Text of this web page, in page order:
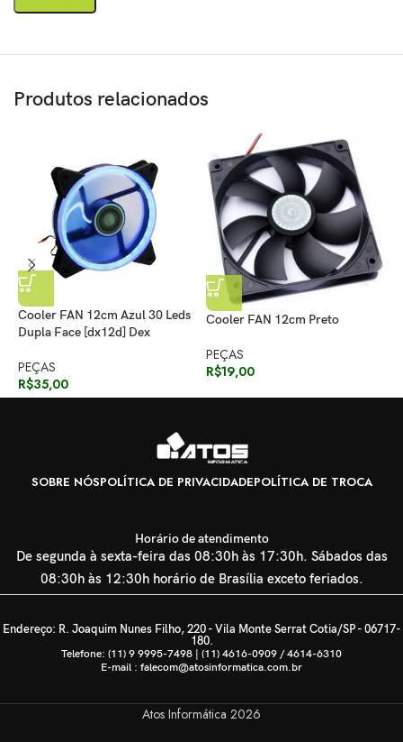
Produtos relacionados
Cooler FAN 12cm Azul 30 Leds
Dupla Face [dx12d] Dex
PEÇAS
R$35,00
Cooler FAN 12cm Preto
PEÇAS
R$19,00
SOBRE NÓSPOLÍTICA DE PRIVACIDADEPOLÍTICA DE TROCA
Horário de atendimento
De segunda à sexta-feira das 08:30h às 17:30h. Sábados das
08:30h às 12:30h horário de Brasília exceto feriados.
Endereço: R. Joaquim Nunes Filho, 220 - Vila Monte Serrat Cotia/SP - 06717-
180.
Telefone: (11) 9 9995-7498 | (11) 4616-0909 / 4614-6310
E-mail : falecom@atosinformatica.com.br
Atos Informática 2026